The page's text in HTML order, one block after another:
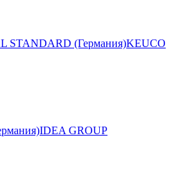
STANDARD (Германия)KEUCO
IDEA GROUP